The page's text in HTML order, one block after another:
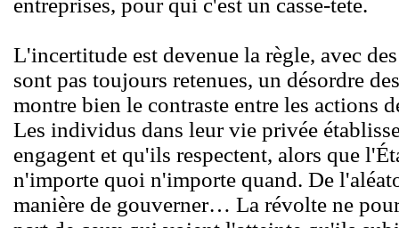
entreprises, pour qui c'est un casse-tête.
L'incertitude est devenue la règle, avec
sont pas toujours retenues, un désordre
montre bien le contraste entre les actions
Les individus dans leur vie privée
engagent et qu'ils respectent, alors que
n'importe quoi n'importe quand. De
manière de gouverner… La révolte ne